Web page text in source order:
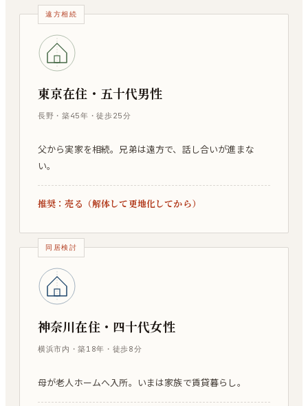
遠方相続
東京在住・五十代男性
長野・築45年・徒歩25分
父から実家を相続。兄弟は遠方で、話し合いが進まな
い。
推奨：売る（解体して更地化してから）
同居検討
神奈川在住・四十代女性
横浜市内・築18年・徒歩8分
母が老人ホームへ入所。いまは家族で賃貸暮らし。